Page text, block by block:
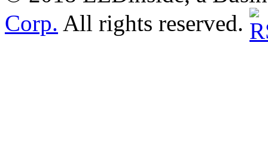
Corp. All rights reserved.